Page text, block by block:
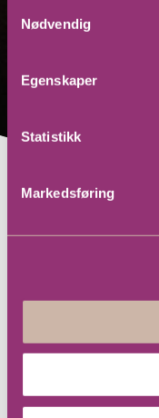
Nødvendig
Egenskaper
Statistikk
Markedsføring